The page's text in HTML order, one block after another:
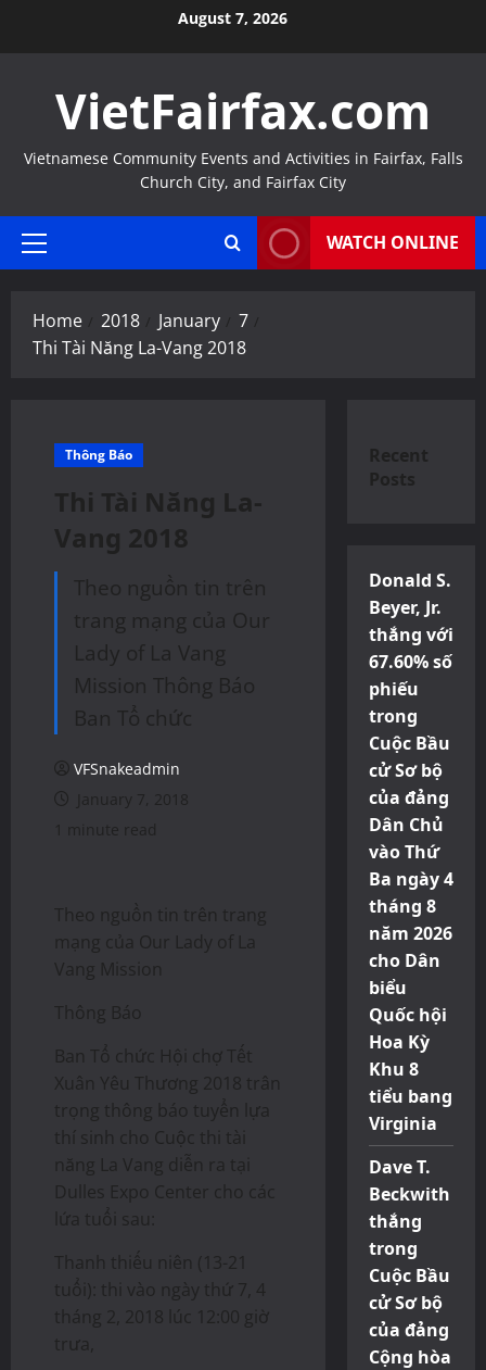
August 7, 2026
VietFairfax.com
Vietnamese Community Events and Activities in Fairfax, Falls
Church City, and Fairfax City
Primary
WATCH ONLINE
Home 2018 January
7
Thi Tài Năng La-Vang 2018
Thông Báo
Thi Tài Năng La-
Vang 2018
Theo nguồn tin trên
trang mạng của Our
Lady of La Vang
Mission Thông Báo
Ban Tổ chức
VFSnakeadmin
January 7, 2018
1 minute read
Theo nguồn tin trên trang
mạng của Our Lady of La
Vang Mission
Thông Báo
Ban Tổ chức Hội chợ Tết
Xuân Yêu Thương 2018 trân
trọng thông báo tuyển lựa
thí sinh cho Cuộc thi tài
năng La Vang diễn ra tại
Dulles Expo Center cho các
lứa tuổi sau:
Thanh thiếu niên (13-21
tuổi): thi vào ngày thứ 7, 4
tháng 2, 2018 lúc 12:00 giờ
trưa,
Recent
Posts
Donald S.
Beyer, Jr.
thắng với
67.60% số
phiếu
trong
Cuộc Bầu
cử Sơ bộ
của đảng
Dân Chủ
vào Thứ
Ba ngày 4
tháng 8
năm 2026
cho Dân
biểu
Quốc hội
Hoa Kỳ
Khu 8
tiểu bang
Virginia
Dave T.
Beckwith
thắng
trong
Cuộc Bầu
cử Sơ bộ
của đảng
Cộng hòa